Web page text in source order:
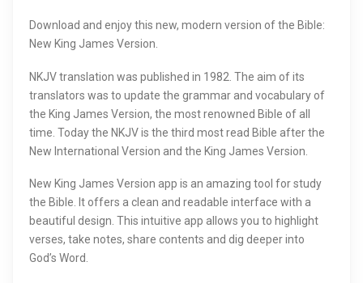
Download and enjoy this new, modern version of the Bible:
New King James Version.
NKJV translation was published in 1982. The aim of its
translators was to update the grammar and vocabulary of
the King James Version, the most renowned Bible of all
time. Today the NKJV is the third most read Bible after the
New International Version and the King James Version.
New King James Version app is an amazing tool for study
the Bible. It offers a clean and readable interface with a
beautiful design. This intuitive app allows you to highlight
verses, take notes, share contents and dig deeper into
God’s Word.